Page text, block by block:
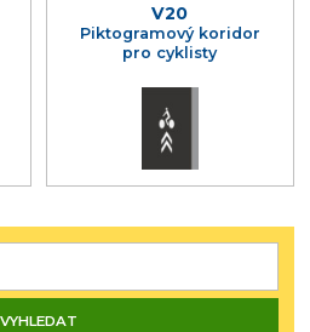
V20
Piktogramový koridor
pro cyklisty